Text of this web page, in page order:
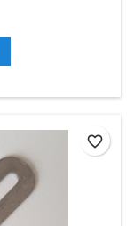
favorite_border